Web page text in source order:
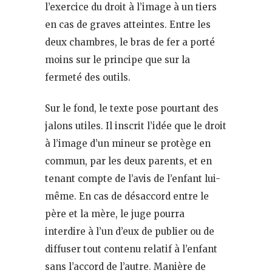
l’exercice du droit à l’image à un tiers
en cas de graves atteintes. Entre les
deux chambres, le bras de fer a porté
moins sur le principe que sur la
fermeté des outils.
Sur le fond, le texte pose pourtant des
jalons utiles. Il inscrit l’idée que le droit
à l’image d’un mineur se protège en
commun, par les deux parents, et en
tenant compte de l’avis de l’enfant lui-
même. En cas de désaccord entre le
père et la mère, le juge pourra
interdire à l’un d’eux de publier ou de
diffuser tout contenu relatif à l’enfant
sans l’accord de l’autre. Manière de